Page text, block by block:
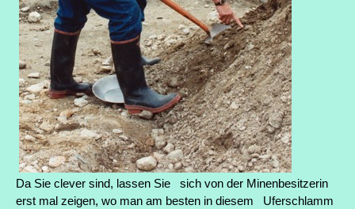
Da Sie clever sind, lassen Sie sich von der Minenbesitzerin
erst mal zeigen, wo man am besten in diesem Uferschlamm